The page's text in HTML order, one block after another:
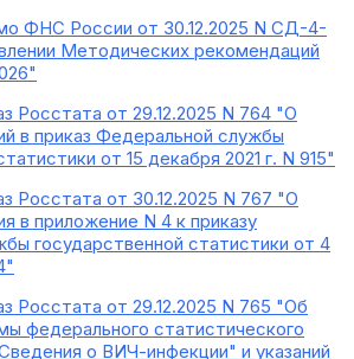
ФНС России от 30.12.2025 N СД-4-
Методических рекомендаций
Росстата от 29.12.2025 N 764 "О
в приказ Федеральной службы
от 15 декабря 2021 г. N 915"
Росстата от 30.12.2025 N 767 "О
в приложение N 4 к приказу
государственной статистики от 4
Росстата от 29.12.2025 N 765 "Об
федерального статистического
о ВИЧ-инфекции" и указаний